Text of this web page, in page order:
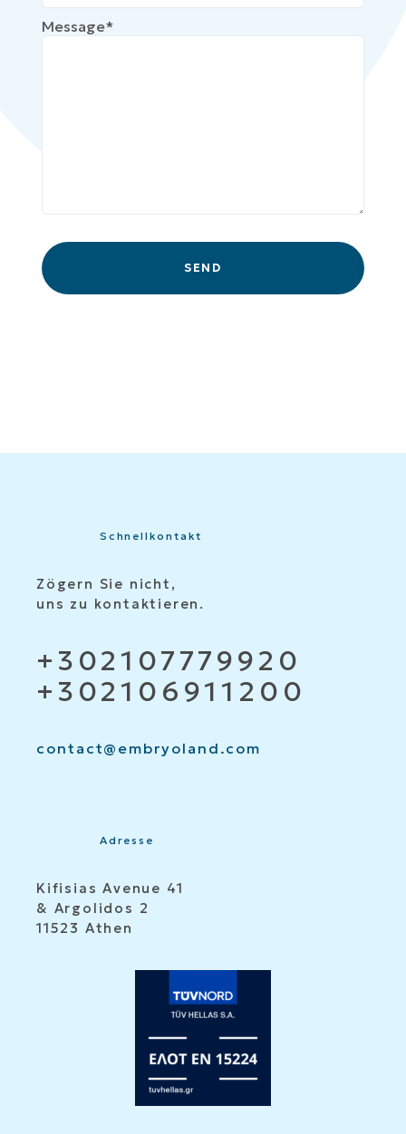
Message*
Schnellkontakt
Zögern Sie nicht,
uns zu kontaktieren.
+302107779920
+302106911200
contact@embryoland.com
Adresse
Kifisias Avenue 41
& Argolidos 2
11523 Athen